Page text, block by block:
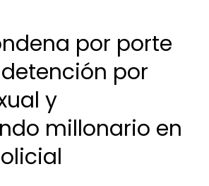
por porte
por
y
millonario en